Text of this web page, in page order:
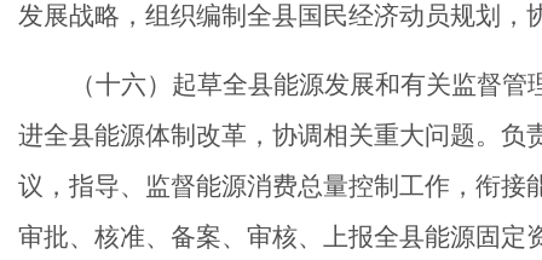
发展战略，组织编制全县国民经济动员规划
（十六）起草全县能源发展和有关监督管
进全县能源体制改革，协调相关重大问题。
议，指导、监督能源消费总量控制工作，衔接
审批、核准、备案、审核、上报全县能源固